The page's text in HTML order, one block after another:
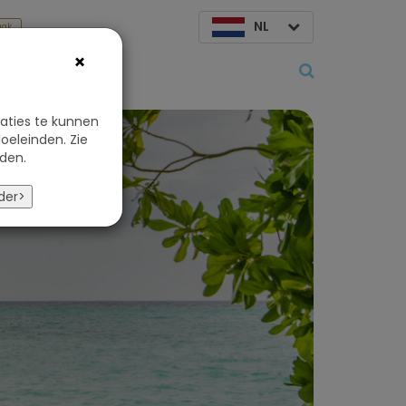
NL
Over ons
×
te kunnen
Zie